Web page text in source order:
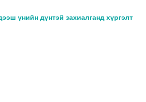
үнийн дүнтэй захиалганд хүргэлт